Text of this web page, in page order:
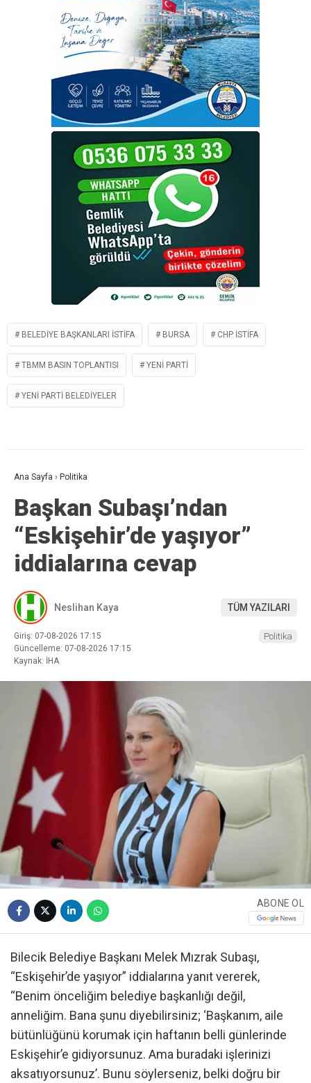
BELEDIYE BAŞKANLARI ISTIFA BURSA CHP ISTIFA
TBMM BASIN TOPLANTISI YENI PARTI
YENİ PARTI BELEDIYELER
Ana Sayfa › Politika
Başkan Subaşı’ndan
“Eskişehir’de yaşıyor”
iddialarına cevap
Neslihan Kaya TÜM YAZILARI
Giriş: 07-08-2026 17:15
Güncelleme: 07-08-2026 17:15
Kaynak: İHA
Politika
ABONE OL
Bilecik Belediye Başkanı Melek Mızrak Subaşı,
“Eskişehir’de yaşıyor” iddialarına yanıt vererek,
“Benim önceliğim belediye başkanlığı değil,
anneliğim. Bana şunu diyebilirsiniz; ‘Başkanım, aile
bütünlüğünü korumak için haftanın belli günlerinde
Eskişehir’e gidiyorsunuz. Ama buradaki işlerinizi
aksatıyorsunuz’. Bunu söylerseniz, belki doğru bir